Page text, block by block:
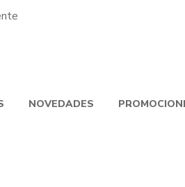
NOVEDADES